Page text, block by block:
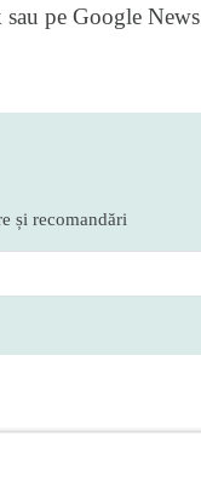
sau pe Google News
și recomandări